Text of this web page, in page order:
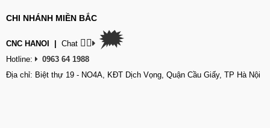
CHI NHÁNH MIỀN BẮC
CNC HANOI Chat 👉🏽 🗯
Hotline:
0963 64 1988
Địa chỉ: Biệt thự 19 - NO4A, KĐT Dịch Vọng, Quận Cầu Giấy, TP Hà Nội